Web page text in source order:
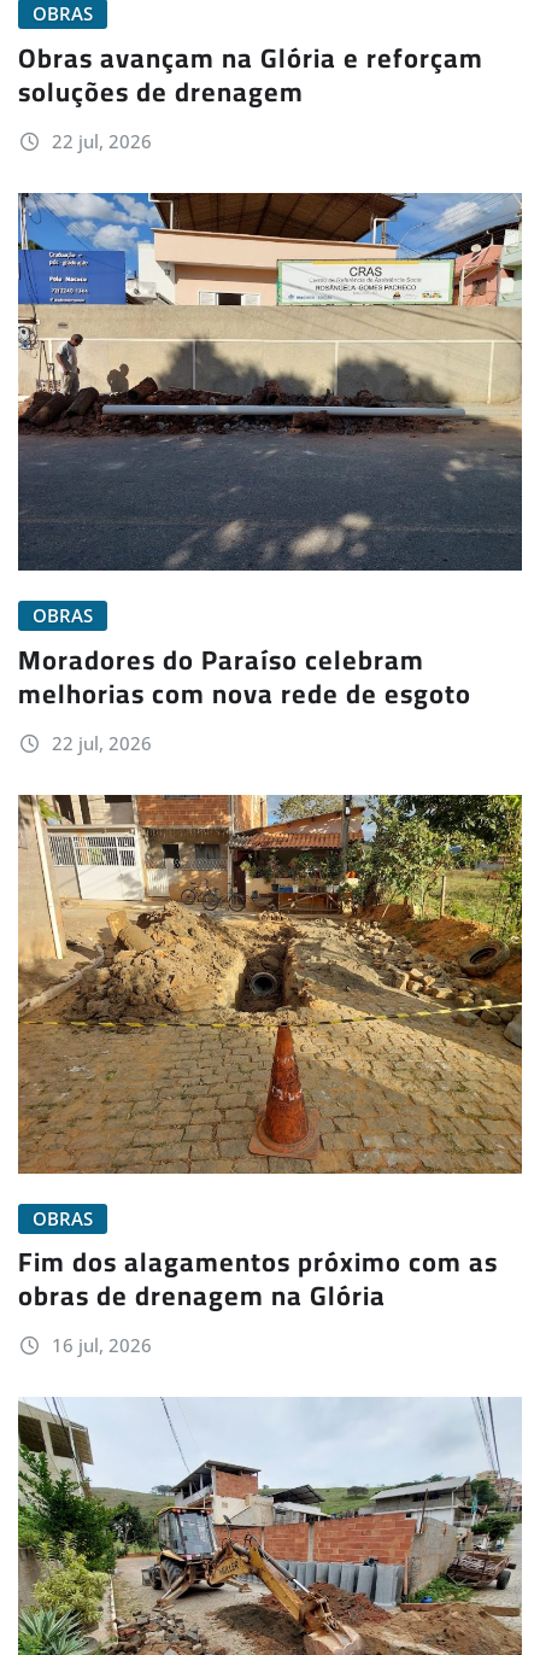
OBRAS
Obras avançam na Glória e reforçam
soluções de drenagem
22 jul, 2026
OBRAS
Moradores do Paraíso celebram
melhorias com nova rede de esgoto
22 jul, 2026
OBRAS
Fim dos alagamentos próximo com as
obras de drenagem na Glória
16 jul, 2026